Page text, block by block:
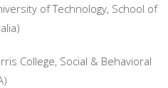
of Technology, School of
College, Social & Behavioral